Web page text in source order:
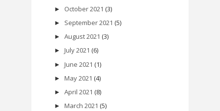
► October 2021 (3)
► September 2021 (5)
► August 2021 (3)
► July 2021 (6)
► June 2021 (1)
► May 2021 (4)
► April 2021 (8)
► March 2021 (5)